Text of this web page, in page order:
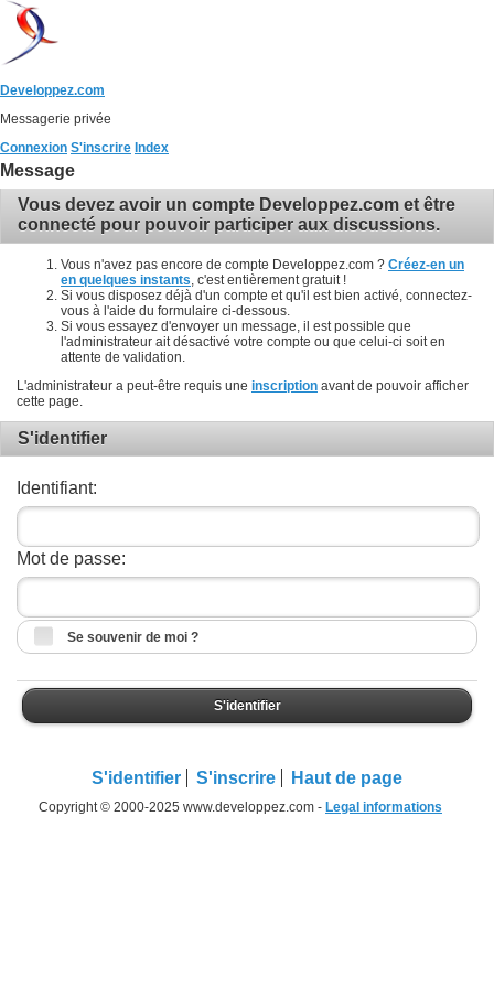
Developpez.com
Messagerie privée
Connexion S'inscrire Index
Message
Vous devez avoir un compte Developpez.com et être
connecté pour pouvoir participer aux discussions.
Vous n'avez pas encore de compte Developpez.com ? Créez-en un
en quelques instants , c'est entièrement gratuit !
Si vous disposez déjà d'un compte et qu'il est bien activé, connectez-
vous à l'aide du formulaire ci-dessous.
Si vous essayez d'envoyer un message, il est possible que
l'administrateur ait désactivé votre compte ou que celui-ci soit en
attente de validation.
L'administrateur a peut-être requis une inscription avant de pouvoir afficher
cette page.
S'identifier
Identifiant:
Mot de passe:
Se souvenir de moi ?
S'identifier
S'identifier S'inscrire Haut de page
Copyright © 2000-2025 www.developpez.com - Legal informations